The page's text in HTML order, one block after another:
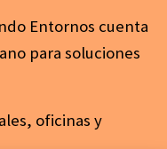
Entornos cuenta
para soluciones
oficinas y